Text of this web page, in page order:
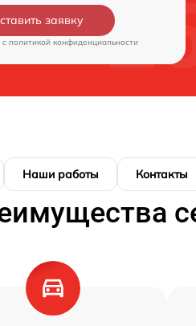
заявку
c политикой конфиденциальности
Наши работы Контакты